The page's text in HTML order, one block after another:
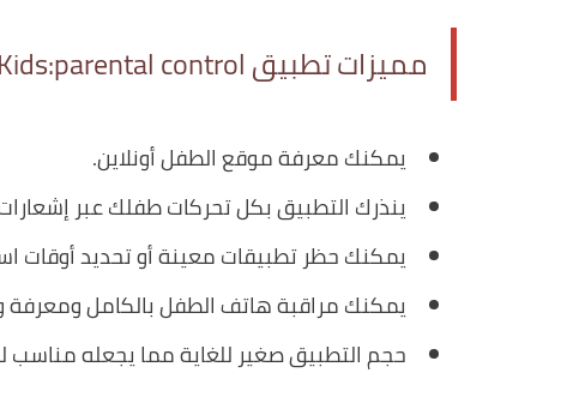
مميزات تطبيق FlashGet Kids:parental control
يمكنك معرفة موقع الطفل أونلاين.
ينذرك التطبيق بكل تحركات طفلك عبر
يمكنك حظر تطبيقات معينة أو تحديد أوقات
يمكنك مراقبة هاتف الطفل بالكامل
حجم التطبيق صغير للغاية مما يجعله مناسب